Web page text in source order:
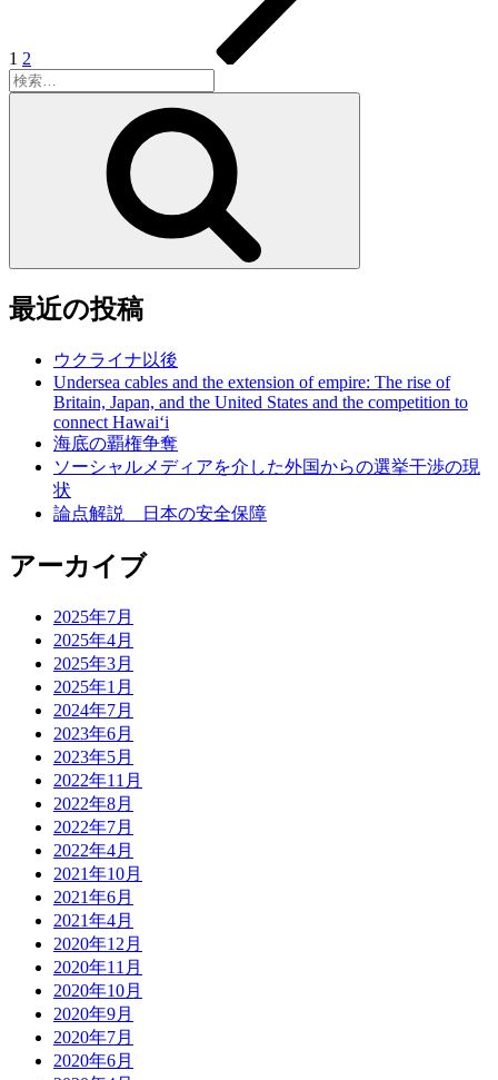
ー
ジ
1 2
検
索:
最近の投稿
ウクライナ以後
Undersea cables and the extension of empire: The rise of
Britain, Japan, and the United States and the competition to
connect Hawai‘i
海底の覇権争奪
ソーシャルメディアを介した外国からの選挙干渉の現
状
論点解説 日本の安全保障
アーカイブ
2025年7月
2025年4月
2025年3月
2025年1月
2024年7月
2023年6月
2023年5月
2022年11月
2022年8月
2022年7月
2022年4月
2021年10月
2021年6月
2021年4月
2020年12月
2020年11月
2020年10月
2020年9月
2020年7月
2020年6月